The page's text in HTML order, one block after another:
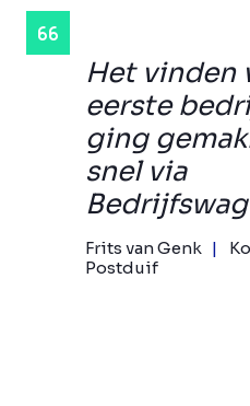
Het vinden
eerste
ging
snel via
Frits van Genk
Postduif